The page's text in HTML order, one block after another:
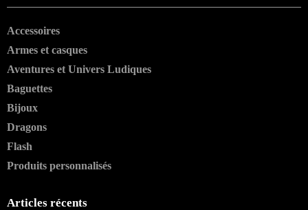
Accessoires
Armes et casques
Aventures et Univers Ludiques
Baguettes
Bijoux
Dragons
Flash
Produits personnalisés
Articles récents